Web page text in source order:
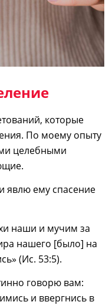
которые
По моему опыту
целебными
.
явлю ему спасение
наши и мучим за
нашего [было] на
(Ис. 53:5).
говорю вам:
и ввергнись в